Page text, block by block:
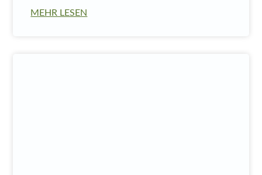
MEHR LESEN